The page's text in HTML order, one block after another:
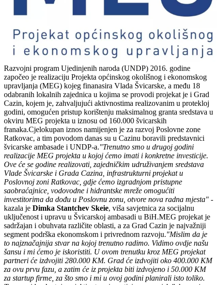
Razvojni program Ujedinjenih naroda (UNDP) 2016. godine
započeo je realizaciju Projekta općinskog okolišnog i ekonomskog
upravljanja (MEG) kojeg finanasira Vlada Švicarske, a među 18
odabranih lokalnih zajednica u kojima se provodi projekat je i Grad
Cazin, kojem je, zahvaljujući aktivnostima realizovanim u protekloj
godini, omogućen pristup korištenju maksimalnog granta sredstava u
okviru MEG projekta u iznosu od 160.000 švicarskih
franaka.Cjelokupan iznos namijenjen je za razvoj Poslovne zone
Ratkovac, a tim povodom danas su u Cazinu boravili predstavnici
švicarske ambasade i UNDP-a."Trenutno smo u drugoj godini
realizacije MEG projekta u kojoj ćemo imati i konkretne investicije.
Ove će se godine realizovati, zajedničkim udruživanjem sredstava
Vlade Švicarske i Grada Cazina, infrastrukturni projekat u
Poslovnoj zoni Ratkovac, gdje ćemo izgradnjom pristupne
saobraćajnice, vodovodne i hidrantske mreže omogućiti
investitorima da dođu u Poslovnu zonu, otvore nova radna mjesta" -
kazala je Dimka Stantchev Skeie, viša savjetnica za socijalnu
uključenost i upravu u Švicarskoj ambasadi u BiH.MEG projekat je
sadržajan i obuhvata različite oblasti, a za Grad Cazin je najvažniji
segment podrška ekonomskom i privrednom razvoju."Mislim da je
to najznačajnija stvar na kojoj trenutno radimo. Vidimo ovdje našu
šansu i mi ćemo je iskoristiti. U ovom trenutku kroz MEG projekat
partneri će izdvojiti 280.000 KM. Grad će izdvojiti oko 400.000 KM
za ovu prvu fazu, a zatim će iz projekta biti izdvojeno i 50.000 KM
za startup firme, za što smo i mi u ovoj godini planirali isto toliko.